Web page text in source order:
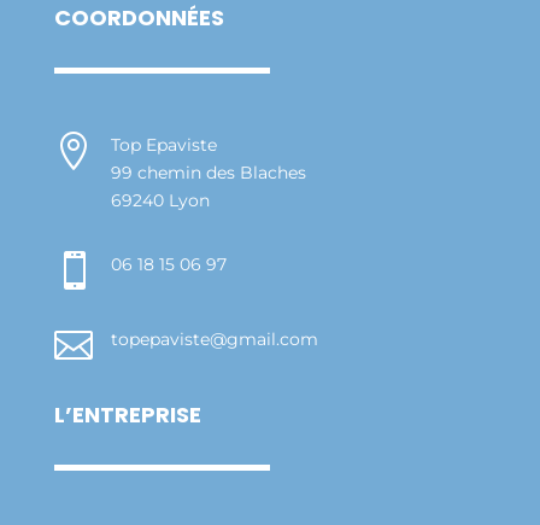
COORDONNÉES

Top Epaviste
99 chemin des Blaches
69240 Lyon
 06 18 15 06 97
 topepaviste@gmail.com
L’ENTREPRISE